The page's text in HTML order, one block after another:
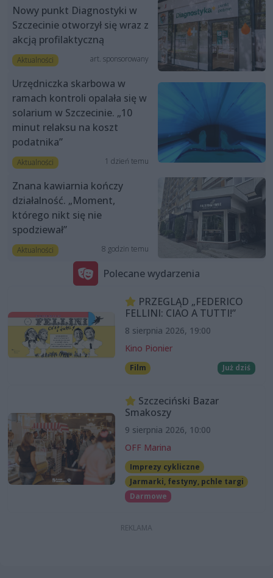
Nowy punkt Diagnostyki w
Szczecinie otworzył się wraz z
akcją profilaktyczną
Aktualności art. sponsorowany
Urzędniczka skarbowa w
ramach kontroli opalała się w
solarium w Szczecinie. „10
minut relaksu na koszt
podatnika”
Aktualności 1 dzień temu
Znana kawiarnia kończy
działalność. „Moment,
którego nikt się nie
spodziewał”
Aktualności 8 godzin temu
Polecane wydarzenia
PRZEGLĄD „FEDERICO
FELLINI: CIAO A TUTTI!”
8 sierpnia 2026, 19:00
Kino Pionier
Film Już dziś
Szczeciński Bazar
Smakoszy
9 sierpnia 2026, 10:00
OFF Marina
Imprezy cykliczne
Jarmarki, festyny, pchle targi
Darmowe